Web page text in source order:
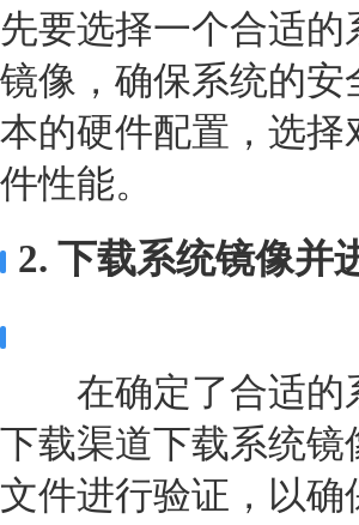
先要选择一个合适
镜像，确保系统的
本的硬件配置，选择
件性能。
2. 下载系统镜像并
在确定了合适的
下载渠道下载系统
文件进行验证，以